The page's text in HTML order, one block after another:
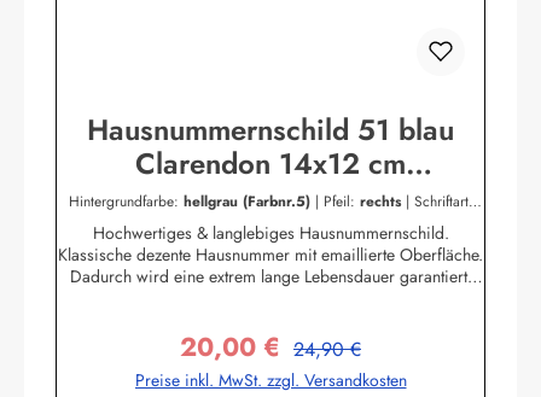
Hausnummernschild 51 blau
Clarendon 14x12 cm
Emailleschild
Hintergrundfarbe: hellgrau (Farbnr.5) | Pfeil: rechts | Schriftart:
Hochwertiges & langlebiges Hausnummernschild.
Klassische dezente Hausnummer mit emaillierte Oberfläche.
Dadurch wird eine extrem lange Lebensdauer garantiert!
Wetterbedingungen wie Hitze und Frost über viele Jahre
stand! Nicht das passende dabei? Sie sind auf der Suche
nach genau diesem Schild nur in einer anderen Farbe oder
Verkaufspreis:
20,00 € Regulärer Preis:
24,90 €
Preise inkl. MwSt. zzgl. Versandkosten